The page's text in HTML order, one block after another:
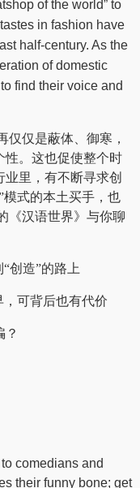
of the world” to
in fashion have
half-century. As the
of domestic
find their voice and
仅仅是蔽体、御寒，
性。这也促使整个时
里，有不断寻求创
模式的本土买手，也
《汉语世界》与你聊
创造”的路上
，可背后也有代价
？
comedians and
their funny bone; get